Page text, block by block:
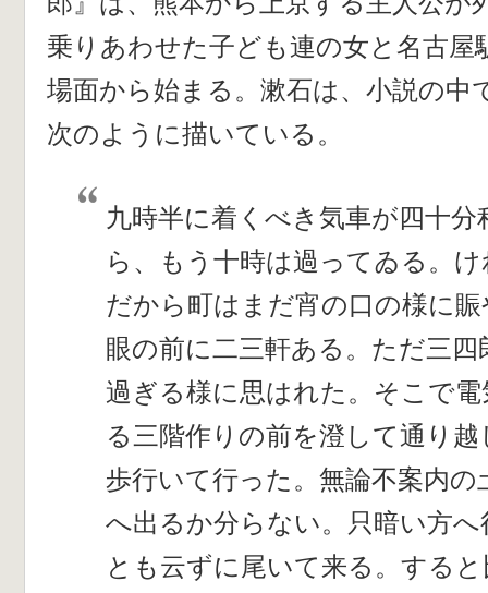
乗りあわせた子ども連の女と名古屋
場面から始まる。漱石は、小説の中
次のように描いている。
九時半に着くべき気車が四十
ら、もう十時は過ってゐる。
だから町はまだ宵の口の様に
眼の前に二三軒ある。ただ三
過ぎる様に思はれた。そこで
る三階作りの前を澄して通り
歩行いて行った。無論不案内の
へ出るか分らない。只暗い方
とも云ずに尾いて来る。する